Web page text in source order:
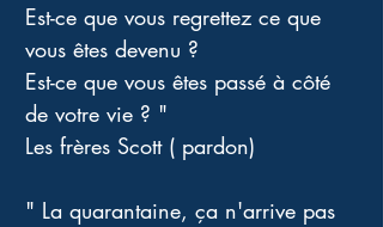
Est-ce que vous regrettez ce que
vous êtes devenu ?
Est-ce que vous êtes passé à côté
de votre vie ? "
Les frères Scott ( pardon)
" La quarantaine, ça n'arrive pas